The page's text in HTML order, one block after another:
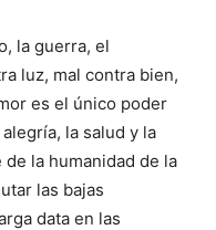
la guerra, el
luz, mal contra bien,
es el único poder
la salud y la
la humanidad de la
las bajas
data en las